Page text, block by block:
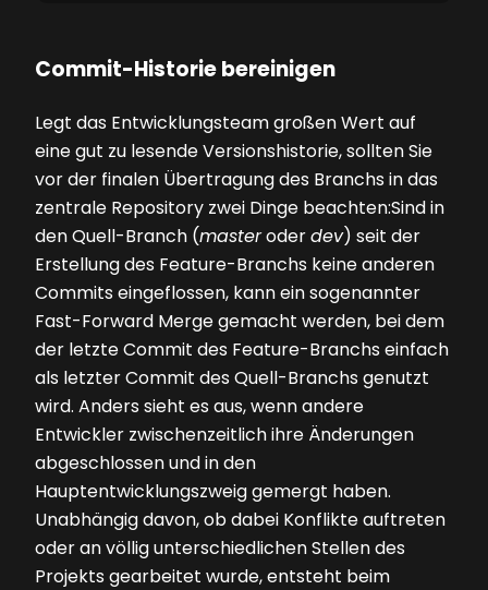
Commit-Historie bereinigen
Legt das Entwicklungsteam großen Wert auf
eine gut zu lesende Versionshistorie, sollten Sie
vor der finalen Übertragung des Branchs in das
zentrale Repository zwei Dinge beachten:Sind in
den Quell-Branch (masteroderdev) seit der
Erstellung des Feature-Branchs keine anderen
Commits eingeflossen, kann ein sogenannter
Fast-Forward Merge gemacht werden, bei dem
der letzte Commit des Feature-Branchs einfach
als letzter Commit des Quell-Branchs genutzt
wird. Anders sieht es aus, wenn andere
Entwickler zwischenzeitlich ihre Änderungen
abgeschlossen und in den
Hauptentwicklungszweig gemergt haben.
Unabhängig davon, ob dabei Konflikte auftreten
oder an völlig unterschiedlichen Stellen des
Projekts gearbeitet wurde, entsteht beim